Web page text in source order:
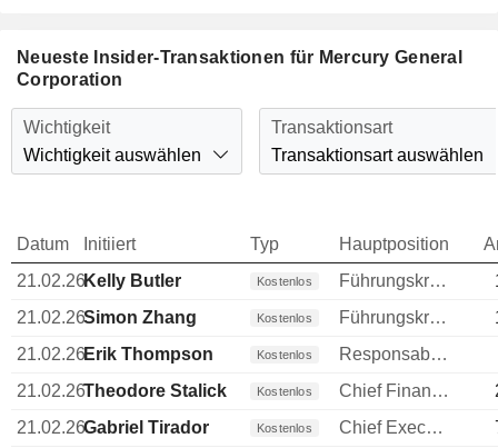
Neueste Insider-Transaktionen für Mercury General
Corporation
Wichtigkeit
Wichtigkeit auswählen
Transaktionsart
Transaktionsart auswählen
Datum Initiiert Typ Hauptposition
21.02.26Kelly Butler Kostenlos Führungskraft / leitender Angestellter
21.02.26Simon Zhang Kostenlos Führungskraft / leitender Angestellter
21.02.26Erik Thompson Kostenlos
Responsable ventes & marketing
21.02.26Theodore Stalick Kostenlos Chief Financial Officer (CFO)
21.02.26Gabriel Tirador Kostenlos Chief Executive Officer (CEO)